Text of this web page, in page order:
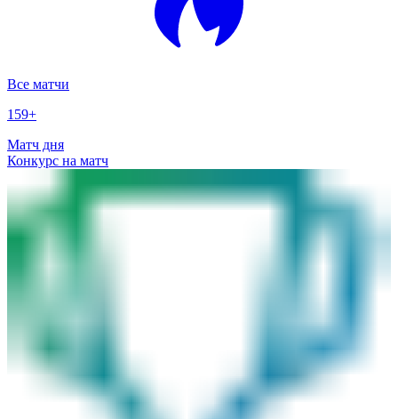
Все матчи
159+
Матч дня
Конкурс на матч